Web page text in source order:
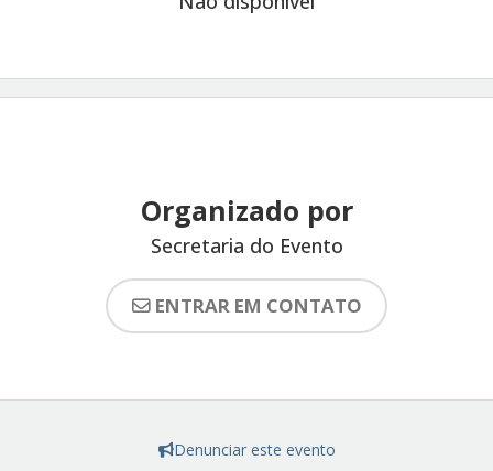
Organizado por
Secretaria do Evento
ENTRAR EM CONTATO
Denunciar este evento